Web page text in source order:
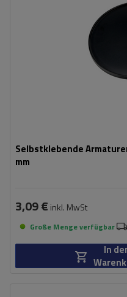
Selbstklebende
mm
3,09 € inkl. MwSt
Große Menge verfügbar
In